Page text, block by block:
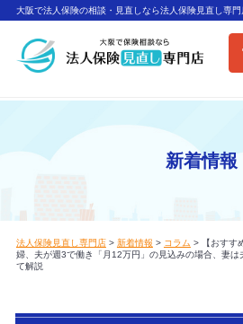
大阪で法人保険の相談・見直しなら法人保険見直し専門
新着情報
法人保険見直し専門店> 新着情報 > コラム >
【おす
婦、夫が週3で働き「月12万円」の見込みの場合、妻
て解説